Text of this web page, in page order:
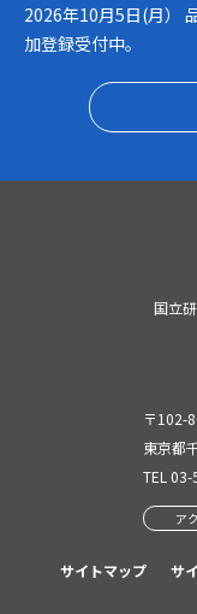
2026年10月5日(月）
加登録受付中。
国立
〒102-
東京都
TEL 03-
ア
サイトマップ サ